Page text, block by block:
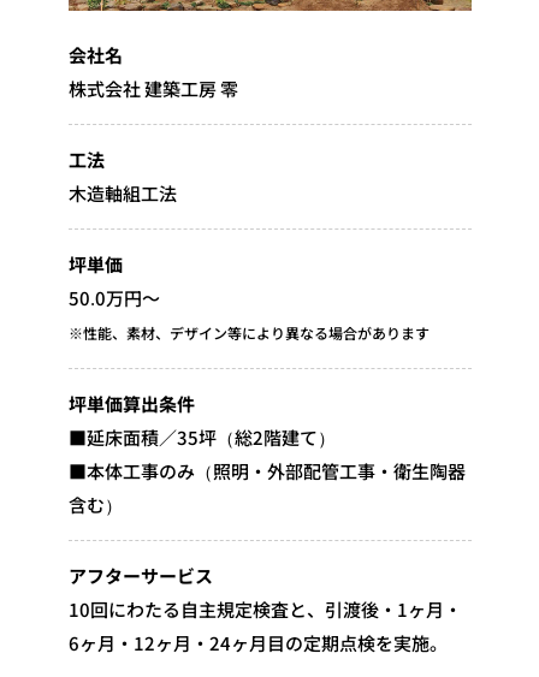
会社名
株式会社 建築工房 零
工法
木造軸組工法
坪単価
50.0万円～
※性能、素材、デザイン等により異なる場合があります
坪単価算出条件
■延床面積／35坪（総2階建て）
■本体工事のみ（照明・外部配管工事・衛生陶器
含む）
アフターサービス
10回にわたる自主規定検査と、引渡後・1ヶ月・
6ヶ月・12ヶ月・24ヶ月目の定期点検を実施。